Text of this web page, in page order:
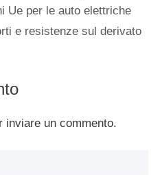
Ue per le auto elettriche
e resistenze sul derivato
inviare un commento.